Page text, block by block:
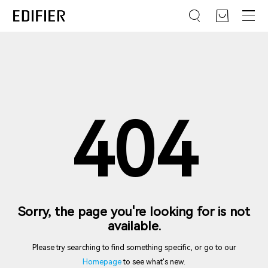
404
Sorry, the page you're looking for is not
available.
Please try searching to find something specific, or go to our
Homepageto see what's new.